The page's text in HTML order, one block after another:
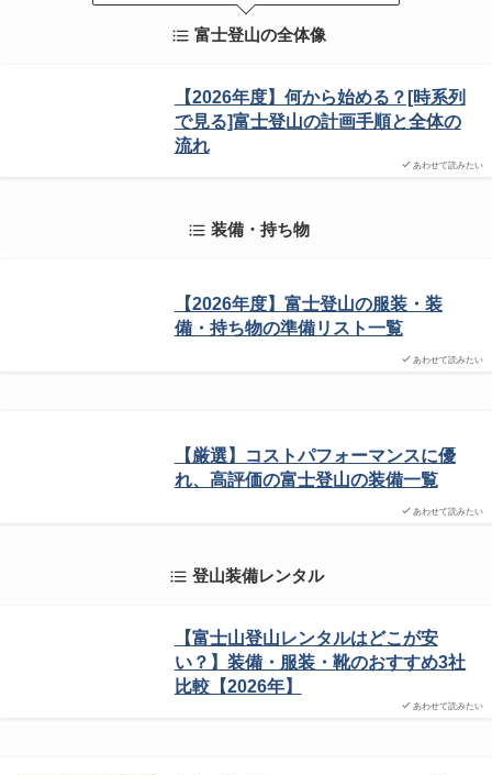
富士登山の全体像
あわせて読みたい
【2026年度】何から始める？[時系列
で見る]富士登山の計画手順と全体の
流れ
装備・持ち物
あわせて読みたい
【2026年度】富士登山の服装・装
備・持ち物の準備リスト一覧
あわせて読みたい
【厳選】コストパフォーマンスに優
れ、高評価の富士登山の装備一覧
登山装備レンタル
あわせて読みたい
【富士山登山レンタルはどこが安
い？】装備・服装・靴のおすすめ3社
比較【2026年】